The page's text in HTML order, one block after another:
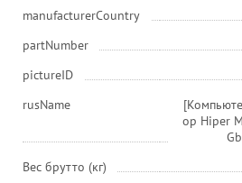
manufacturerCountry
partNumber
pictureID
rusName
op Hiper
Вес брутто (кг)